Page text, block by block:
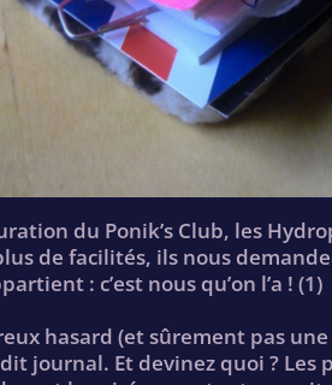
du Ponik’s Club, les
de facilités, ils nous
: c’est nous qu’on l’a ! (1)
hasard (et sûrement pas une
journal. Et devinez quoi ? Les